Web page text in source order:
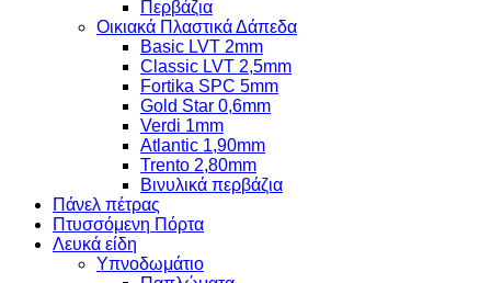
Περβάζια
Οικιακά Πλαστικά Δάπεδα
Basic LVT 2mm
Classic LVT 2,5mm
Fortika SPC 5mm
Gold Star 0,6mm
Verdi 1mm
Atlantic 1,90mm
Trento 2,80mm
Βινυλικά περβάζια
Πάνελ πέτρας
Πτυσσόμενη Πόρτα
Λευκά είδη
Υπνοδωμάτιο